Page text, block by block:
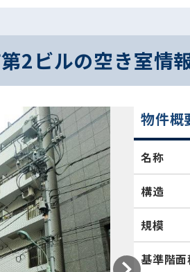
2ビルの空き室情
物件
名称
構造
規模
基準階面